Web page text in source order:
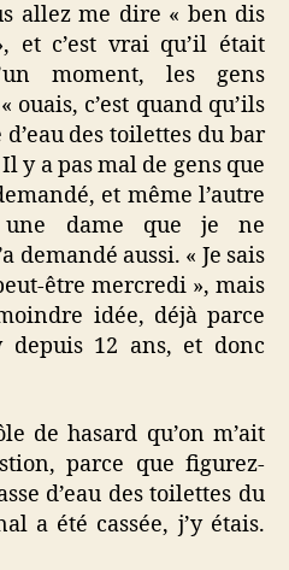
allez me dire « ben dis
et c’est vrai qu’il était
moment, les gens
c’est quand qu’ils
des toilettes du bar
y a pas mal de gens que
et même l’autre
une dame que je ne
demandé aussi. « Je sais
être mercredi », mais
idée, déjà parce
depuis 12 ans, et donc
de hasard qu’on m’ait
parce que figurez-
d’eau des toilettes du
a été cassée, j’y étais.